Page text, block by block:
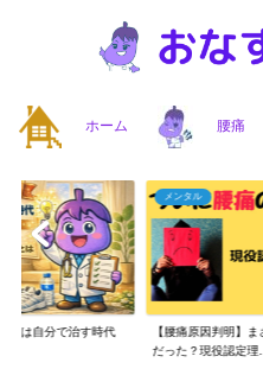
ホーム 腰痛
痛は自分で治す時代
メンタル
【腰痛原因判明】
だった？現役認定理...